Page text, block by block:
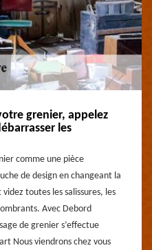
grenier, appelez
les
comme une pièce
de design en changeant la
toutes les salissures, les
Avec Debord
de grenier s’effectue
Nous viendrons chez vous